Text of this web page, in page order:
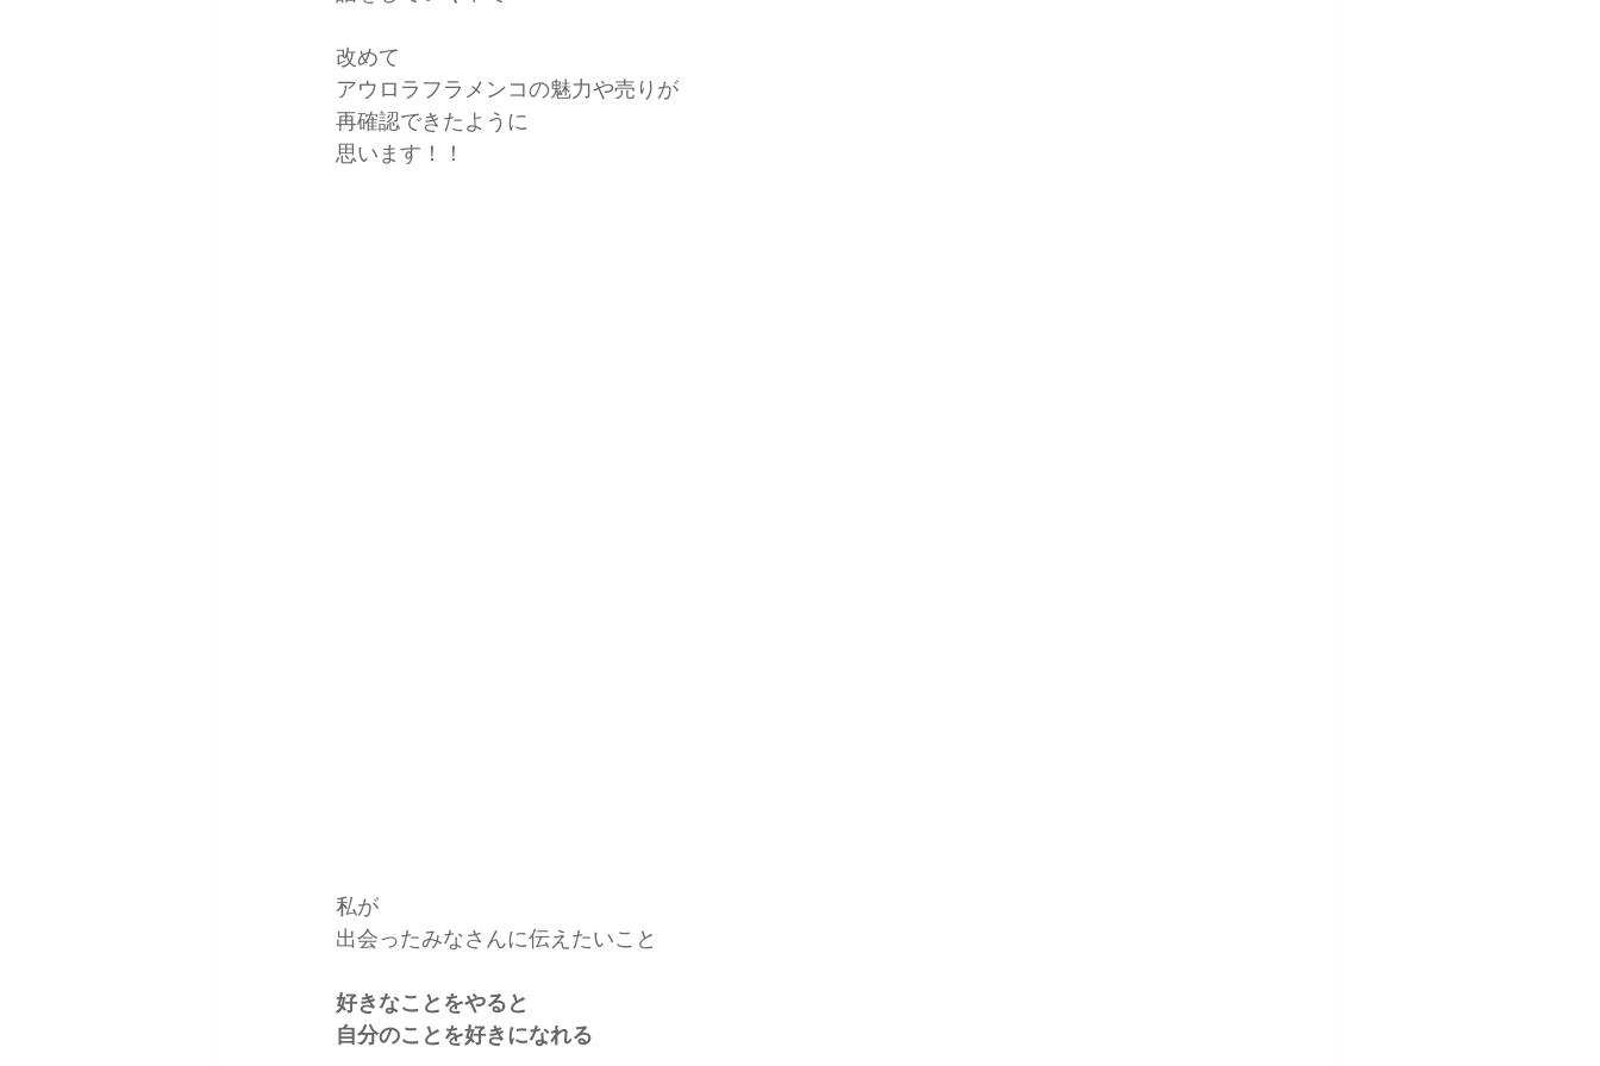
改めて
アウロラフラメンコの魅力や売りが
再確認できたように
思います！！
私が
出会ったみなさんに伝えたいこと
好きなことをやると
自分のことを好きになれる